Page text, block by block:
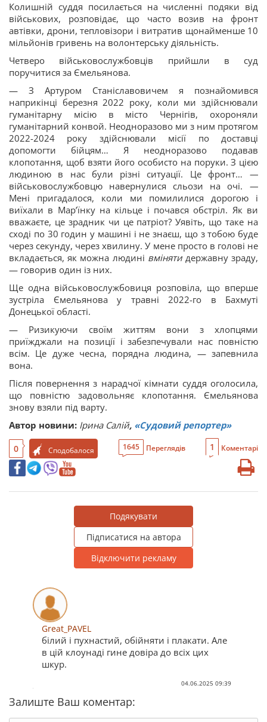
Колишній суддя посилається на численні подяки від
військових, розповідає, що часто возив на фронт
автівки, дрони, тепловізори і витратив щонайменше 10
мільйонів гривень на волонтерську діяльність.
Четверо військовослужбовців прийшли в суд
поручитися за Ємельянова.
— З Артуром Станіславовичем я познайомився
наприкінці березня 2022 року, коли ми здійснювали
гуманітарну місію в місто Чернігів, охороняли
гуманітарний конвой. Неодноразово ми з ним протягом
2022-2024 року здійснювали місії по доставці
допомогти бійцям… Я неодноразово подавав
клопотання, щоб взяти його особисто на поруки. З цією
людиною в нас були різні ситуації. Це фронт… —
військовослужбовцю навернулися сльози на очі. —
Мені пригадалося, коли ми помилилися дорогою і
виїхали в Марʼїнку на кільце і почався обстріл. Як ви
вважаєте, це зрадник чи це патріот? Уявіть, що таке на
сході по 30 годин у машині і не знаєш, що з тобою буде
через секунду, через хвилину. У мене просто в голові не
вкладається, як можна людині вмінятидержавну зраду,
— говорив один із них.
Ще одна військовослужбовиця розповіла, що вперше
зустріла Ємельянова у травні 2022-го в Бахмуті
Донецької області.
— Ризикуючи своїм життям вони з хлопцями
приїжджали на позиції і забезпечували нас повністю
всім. Це дуже чесна, порядна людина, — запевнила
вона.
Після повернення з нарадчої кімнати суддя оголосила,
що повністю задовольняє клопотання. Ємельянова
знову взяли під варту.
Автор новини: Ірина Салій, «Судовий репортер»
0 Сподобалося 1645 Переглядів 1 Коментарі
Подякувати
Підписатися на автора
Відключити рекламу
Great_PAVEL
білий і пухнастий, обійняти і плакати. Але
в цій клоунаді гине довіра до всіх цих
шкур.
04.06.2025 09:39
Залиште Ваш коментар: